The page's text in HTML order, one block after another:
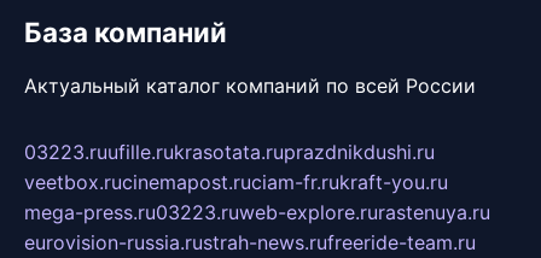
База компаний
Актуальный каталог компаний по всей России
03223.ruufille.rukrasotata.ruprazdnikdushi.ru
veetbox.rucinemapost.ruciam-fr.rukraft-you.ru
mega-press.ru03223.ruweb-explore.rurastenuya.ru
eurovision-russia.rustrah-news.rufreeride-team.ru